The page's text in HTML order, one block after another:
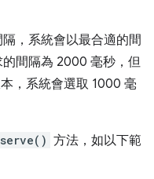
，系統會以最合適的間
間隔為 2000 毫秒，但
，系統會選取 1000 毫
方法，如以下範